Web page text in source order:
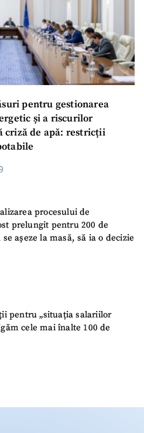
pentru gestionarea
și a riscurilor
criză de apă: restricții
procesului de
prelungit pentru 200 de
așeze la masă, să ia o decizie
pentru „situația salariilor
cele mai înalte 100 de